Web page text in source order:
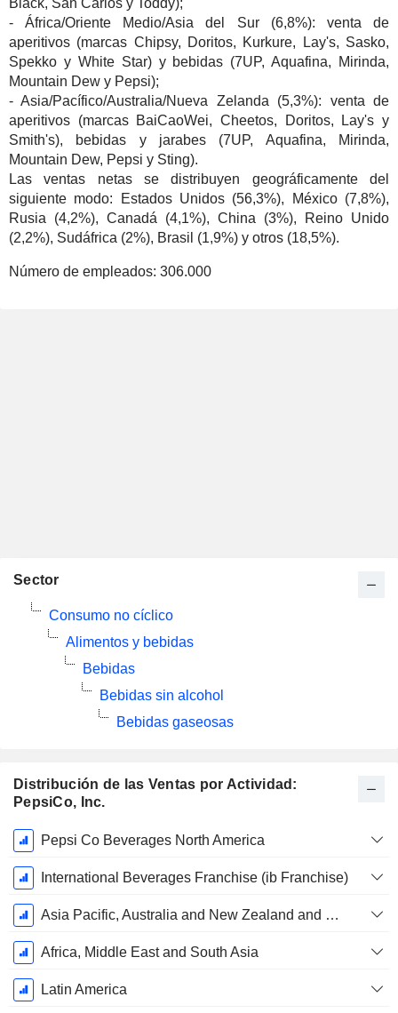
Black, San Carlos y Toddy);
- África/Oriente Medio/Asia del Sur (6,8%): venta de
aperitivos (marcas Chipsy, Doritos, Kurkure, Lay's, Sasko,
Spekko y White Star) y bebidas (7UP, Aquafina, Mirinda,
Mountain Dew y Pepsi);
- Asia/Pacífico/Australia/Nueva Zelanda (5,3%): venta de
aperitivos (marcas BaiCaoWei, Cheetos, Doritos, Lay's y
Smith's), bebidas y jarabes (7UP, Aquafina, Mirinda,
Mountain Dew, Pepsi y Sting).
Las ventas netas se distribuyen geográficamente del
siguiente modo: Estados Unidos (56,3%), México (7,8%),
Rusia (4,2%), Canadá (4,1%), China (3%), Reino Unido
(2,2%), Sudáfrica (2%), Brasil (1,9%) y otros (18,5%).
Número de empleados: 306.000
Distribución de las Ventas por Actividad:
PepsiCo, Inc.
Período
fiscal:
Diciembre
Pepsi Co Beverages North America
International Beverages Franchise (ib Franchise)
Asia Pacific, Australia and New Zealand and China Region
Africa, Middle East and South Asia
Latin America
Sector
Consumo no cíclico
Alimentos y bebidas
Bebidas
Bebidas sin alcohol
Bebidas gaseosas